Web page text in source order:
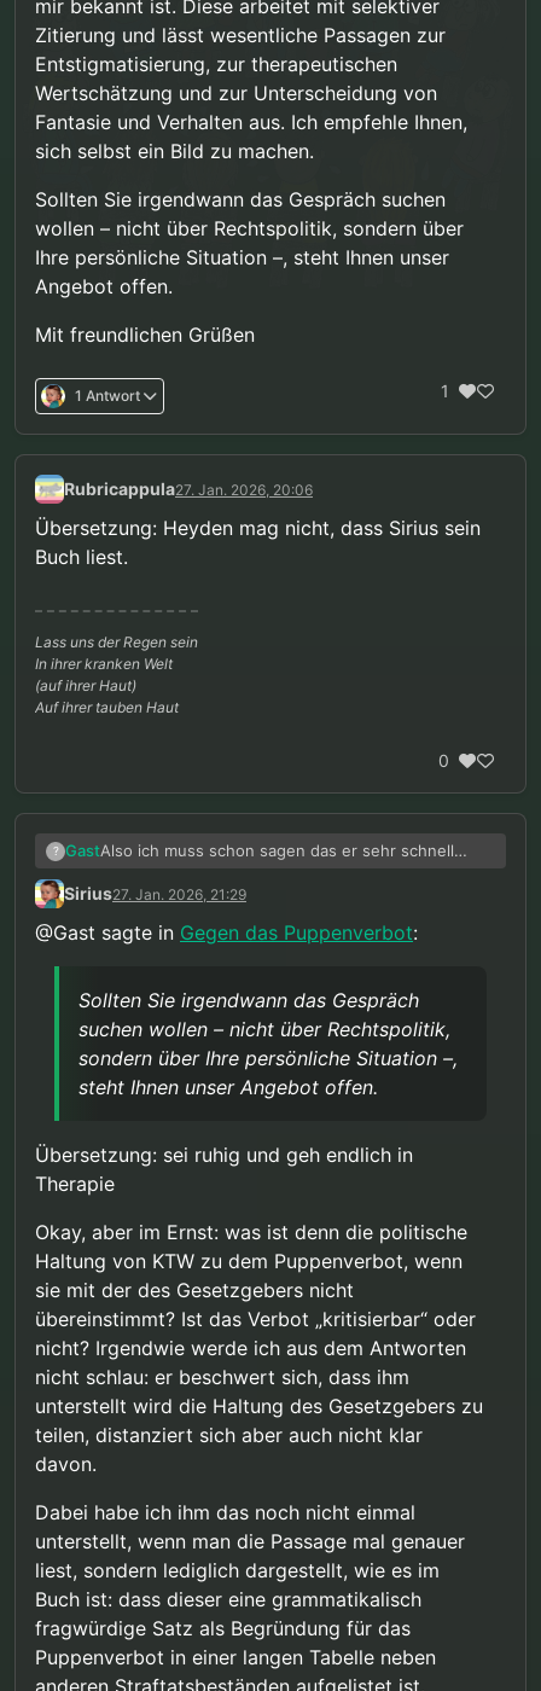
mir bekannt ist. Diese arbeitet mit selektiver
Zitierung und lässt wesentliche Passagen zur
Entstigmatisierung, zur therapeutischen
Wertschätzung und zur Unterscheidung von
Fantasie und Verhalten aus. Ich empfehle Ihnen,
sich selbst ein Bild zu machen.
Sollten Sie irgendwann das Gespräch suchen
wollen – nicht über Rechtspolitik, sondern über
Ihre persönliche Situation –, steht Ihnen unser
Angebot offen.
Mit freundlichen Grüßen
1 Antwort 1
Rubricappula27. Jan. 2026, 20:06
Übersetzung: Heyden mag nicht, dass Sirius sein
Buch liest.
Lass uns der Regen sein
In ihrer kranken Welt
(auf ihrer Haut)
Auf ihrer tauben Haut
0
? GastAlso ich muss schon sagen das er sehr schnell
antwortet. Das schätze ich dann doch irgendwo:
Sehr geehrte/r,
Zur Evidenzlage bei Puppen: Sie haben Recht, dass
erste Studien vorliegen. Die Befundlage ist
allerdings methodisch eingeschränkt – weshalb ich
von keiner belastbaren Evidenz sprach. Ob die
belegen oder lediglich keine unmittelbare
Risikoerhöhung nachweisbar ist, bleibt
wissenschaftlich offen. Wir verfolgen die Forschung
Zum Fachbuch: Die Formulierung zum “Schutz der
Menschenwürde” gibt die juristische Begründung
Haltung. Ein Fachbuch für die psychosoziale Praxis
muss die Rechtslage korrekt darstellen, auch wo
diese kritisierbar ist.
Gedankenwelt”: Dies ist weder unser Ziel noch
unsere Haltung. Das Buch betont ausdrücklich:
“Man ist nicht verantwortlich für seine sexuellen
schon.” Fantasien werden therapeutisch nicht
moralisch bewertet. Dass Sie zu einem anderen
Eindruck gelangt sind, lässt mich vermuten, dass
Sie sich auf eine Online-Rezension stützen, die mir
bekannt ist. Diese arbeitet mit selektiver Zitierung
und lässt wesentliche Passagen zur
Entstigmatisierung, zur therapeutischen
Wertschätzung und zur Unterscheidung von
Fantasie und Verhalten aus. Ich empfehle Ihnen,
sich selbst ein Bild zu machen.
Sollten Sie irgendwann das Gespräch suchen
wollen – nicht über Rechtspolitik, sondern über Ihre
offen.
Sirius27. Jan. 2026, 21:29
@Gast sagte in Gegen das Puppenverbot:
Sollten Sie irgendwann das Gespräch
suchen wollen – nicht über Rechtspolitik,
sondern über Ihre persönliche Situation –,
steht Ihnen unser Angebot offen.
Übersetzung: sei ruhig und geh endlich in
Therapie
Okay, aber im Ernst: was ist denn die politische
Haltung von KTW zu dem Puppenverbot, wenn
sie mit der des Gesetzgebers nicht
übereinstimmt? Ist das Verbot „kritisierbar“ oder
nicht? Irgendwie werde ich aus dem Antworten
nicht schlau: er beschwert sich, dass ihm
unterstellt wird die Haltung des Gesetzgebers zu
teilen, distanziert sich aber auch nicht klar
davon.
Dabei habe ich ihm das noch nicht einmal
unterstellt, wenn man die Passage mal genauer
liest, sondern lediglich dargestellt, wie es im
Buch ist: dass dieser eine grammatikalisch
fragwürdige Satz als Begründung für das
Puppenverbot in einer langen Tabelle neben
anderen Straftatsbeständen aufgelistet ist.